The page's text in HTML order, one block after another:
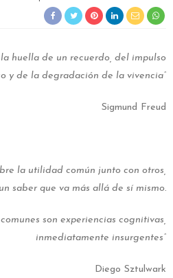
huella de un recuerdo, del impulso
y de la degradación de la vivencia”
Sigmund Freud
la utilidad común junto con otros,
saber que va más allá de sí mismo.
son experiencias cognitivas,
inmediatamente insurgentes”
Diego Sztulwark